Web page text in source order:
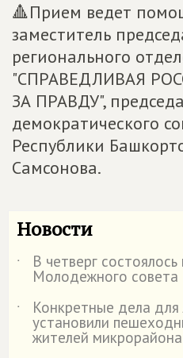
🔺Прием ведет
заместитель
регионального
"СПРАВЕДЛИВАЯ
ЗА ПРАВДУ",
демократического
Республики
Самсонова.
Новости
˙ В четверг
Молодежного совета
˙
Конкретные дела
установили
жителей